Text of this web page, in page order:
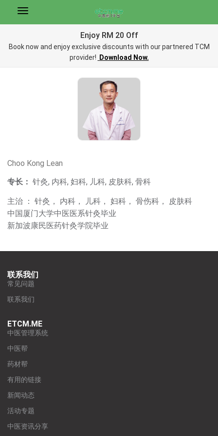
Enjoy RM 20 Off
Book now and enjoy exclusive discounts with our partnered TCM
provider!
Download Now.
Choo Kong Lean
专长： 针灸, 内科, 妇科, 儿科, 皮肤科, 骨科
主治 ： 针灸， 内科， 儿科， 妇科， 骨伤科， 皮肤科
中国厦门大学中医医系针灸毕业
新加波康民医药针灸学院毕业
联系我们
常见问题
联系我们
ETCM.ME
中医管理系统
中医帮
药材帮
有用的链接
新闻动态
活动专题
中医资讯分享